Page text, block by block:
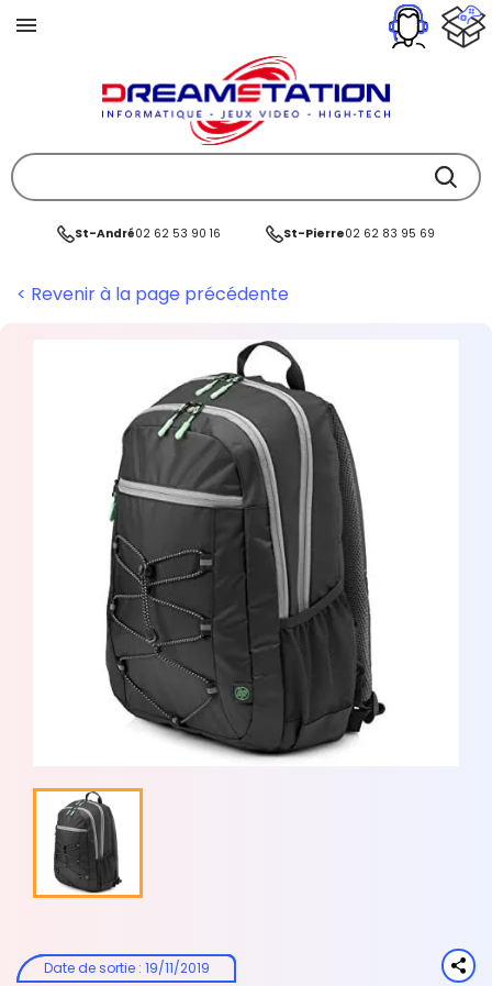
St-André02 62 53 90 16 St-Pierre02 62 83 95 69
< Revenir à la page précédente
Date de sortie: 19/11/2019